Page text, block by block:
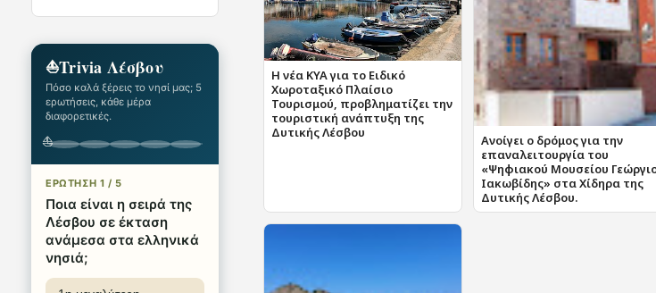
⛵Trivia Λέσβου
Πόσο καλά ξέρεις το νησί μας; 5
ερωτήσεις, κάθε μέρα
διαφορετικές.
⛵
ΕΡΩΤΗΣΗ 1 / 5
Ποια είναι η σειρά της
Λέσβου σε έκταση
ανάμεσα στα ελληνικά
νησιά;
Η νέα KYA για το Ειδικό
Χωροταξικό Πλαίσιο
Τουρισμού, προβληματίζει την
τουριστική ανάπτυξη της
Δυτικής Λέσβου
Ανοίγει ο δρόμος για την
επαναλειτουργία του
«Ψηφιακού Μουσείου
Ιακωβίδης» στα Χίδηρα της
Δυτικής Λέσβου.